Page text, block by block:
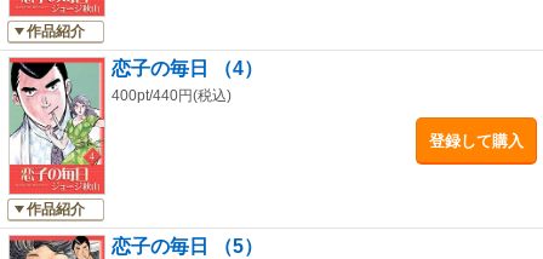
作品紹介
作品紹介
恋子の毎日 （4）
400pt/440円(税込)
登録して購入
恋子の毎日 （5）